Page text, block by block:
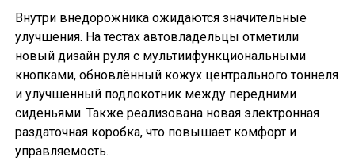
Внутри внедорожника ожидаются значительные
улучшения. На тестах автовладельцы отметили
новый дизайн руля с мультиифункциональными
кнопками, обновлённый кожух центрального тоннеля
и улучшенный подлокотник между передними
сиденьями. Также реализована новая электронная
раздаточная коробка, что повышает комфорт и
управляемость.